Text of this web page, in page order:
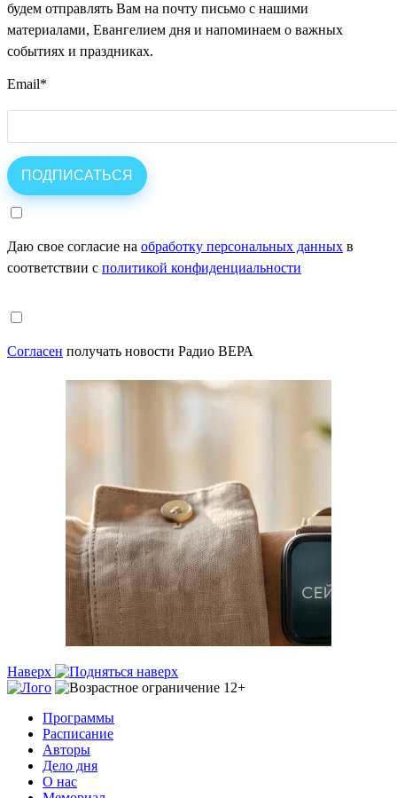
будем отправлять Вам на почту письмо с нашими
материалами, Евангелием дня и напоминаем о важных
событиях и праздниках.
Email*
Даю свое согласие на обработку персональных данных в
соответствии с политикой конфиденциальности
Согласен получать новости Радио ВЕРА
Наверх
Программы
Расписание
Авторы
Дело дня
О нас